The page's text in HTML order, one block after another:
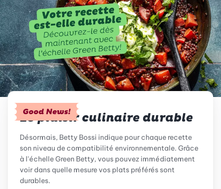
Good News!
Le plaisir culinaire durable
Désormais, Betty Bossi indique pour chaque recette
son niveau de compatibilité environnementale. Grâce
à l'échelle Green Betty, vous pouvez immédiatement
voir dans quelle mesure vos plats préférés sont
durables.